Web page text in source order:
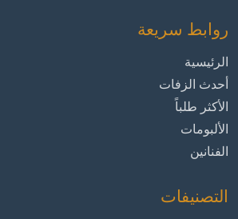
روابط سريعة
الرئيسية
أحدث الزفات
الأكثر طلباً
الألبومات
الفنانين
التصنيفات